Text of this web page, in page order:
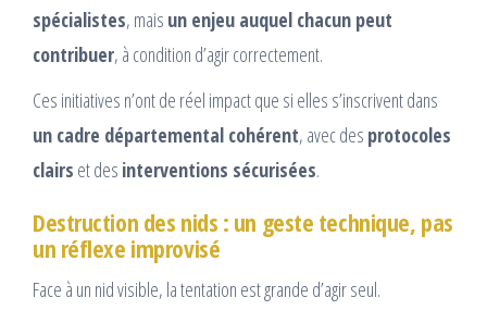
spécialistes, mais un enjeu auquel chacun peut
contribuer, à condition d’agir correctement.
Ces initiatives n’ont de réel impact que si elles s’inscrivent dans
un cadre départemental cohérent, avec des protocoles
clairs et des interventions sécurisées.
Destruction des nids : un geste technique, pas
un réflexe improvisé
Face à un nid visible, la tentation est grande d’agir seul.